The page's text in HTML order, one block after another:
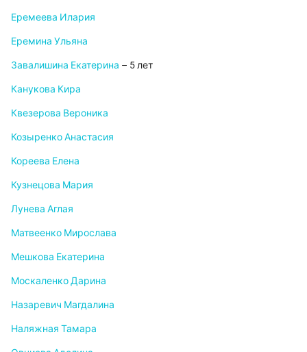
Еремеева Илария
Еремина Ульяна
Завалишина Екатерина – 5 лет
Канукова Кира
Квезерова Вероника
Козыренко Анастасия
Кореева Елена
Кузнецова Мария
Лунева Аглая
Матвеенко Мирослава
Мешкова Екатерина
Москаленко Дарина
Назаревич Магдалина
Наляжная Тамара